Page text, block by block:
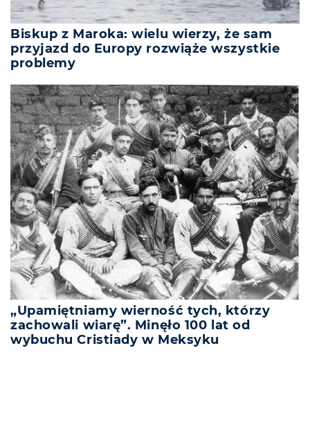
Biskup z Maroka: wielu wierzy, że sam
przyjazd do Europy rozwiąże wszystkie
problemy
„Upamiętniamy wierność tych, którzy
zachowali wiarę”. Minęło 100 lat od
wybuchu Cristiady w Meksyku